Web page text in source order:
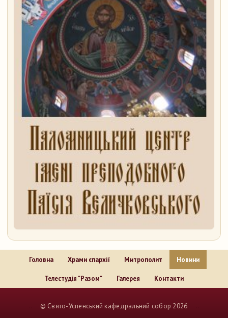
Головна Храми єпархії Митрополит Новини
Телестудія "Разом" Галерея Контакти
© Свято-Успенський кафедральний собор 2026